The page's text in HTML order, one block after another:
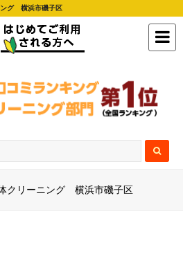
グ 横浜市磯子区
クリーニング 横浜市磯子区